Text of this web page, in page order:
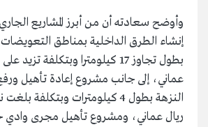
وأوضح سعادته أن من أبرز المشاريع
إنشاء الطرق الداخلية بمناطق
بطول تجاوز 17 كيلومترا وبتكلفة
عماني، إلى جانب مشروع إعادة تأهيل
ريال عماني، ومشروع تأهيل مجرى